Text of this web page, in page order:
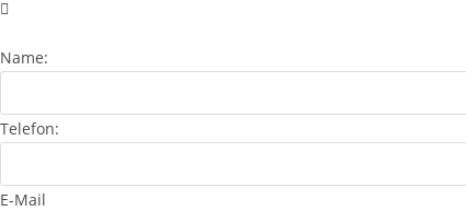
Name:
Telefon:
E-Mail